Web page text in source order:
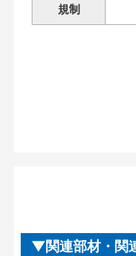
規制
関連部材・関